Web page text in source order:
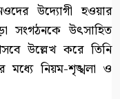
উদ্যোগী হওয়ার
সংগঠনকে উৎসাহিত
উল্লেখ করে তিনি
মধ্যে নিয়ম-শৃঙ্খলা ও